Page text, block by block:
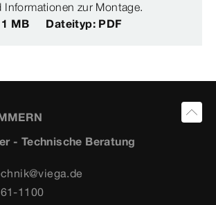
Informationen zur Montage.
MB
Dateityp: PDF
- Technische Beratung
1100